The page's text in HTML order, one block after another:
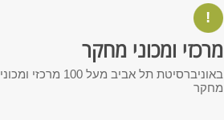
!
מרכזי ומכוני מחקר
באוניברסיטת תל אביב מעל 100 מרכזי ומכוני
מחקר